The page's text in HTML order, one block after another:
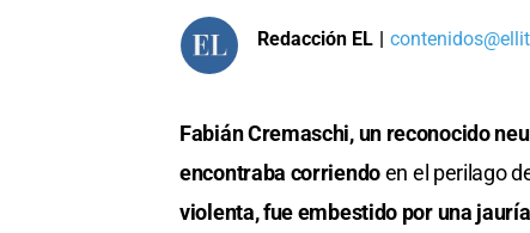
Redacción EL |
Fabián Cremaschi, un reconocido
encontraba corriendoen el perilago
violenta, fue embestido por una